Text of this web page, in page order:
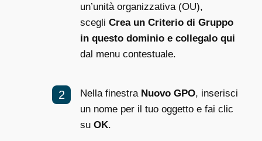
un’unità organizzativa (OU),
scegli Crea un Criterio di Gruppo
in questo dominio e collegalo qui
dal menu contestuale.
Nella finestra Nuovo GPO, inserisci
un nome per il tuo oggetto e fai clic
su OK.